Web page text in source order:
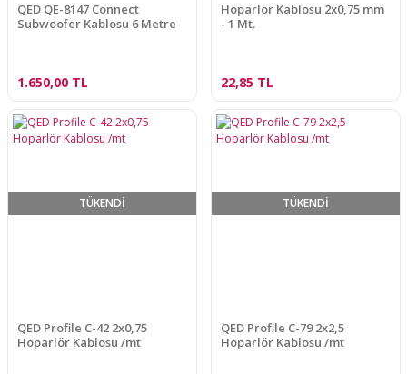
QED QE-8147 Connect
Subwoofer Kablosu 6 Metre
1.650,00 TL
Hoparlör Kablosu 2x0,75 mm
- 1 Mt.
22,85 TL
TÜKENDİ
QED Profile C-42 2x0,75
Hoparlör Kablosu /mt
TÜKENDİ
QED Profile C-79 2x2,5
Hoparlör Kablosu /mt